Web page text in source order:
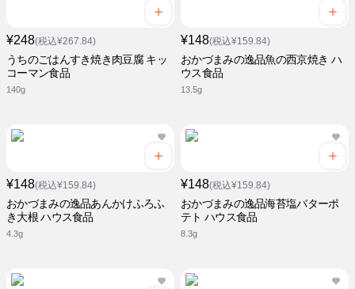
¥248(税込¥267.84)
うちのごはんすき焼き肉豆腐 キッ
コーマン食品
140g
¥148(税込¥159.84)
おかづまみの逸品魚の西京焼き ハ
ウス食品
13.5g
¥148(税込¥159.84)
おかづまみの逸品あんかけふろふ
き大根 ハウス食品
4.3g
¥148(税込¥159.84)
おかづまみの逸品海苔塩バターポ
テト ハウス食品
8.3g